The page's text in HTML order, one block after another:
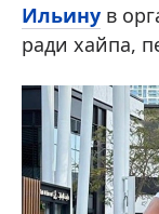
Ильину в
ради хайпа,